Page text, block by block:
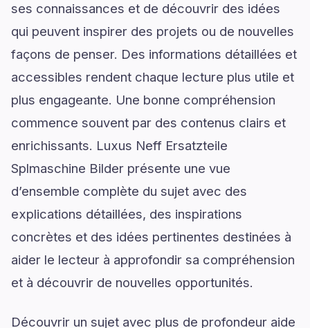
ses connaissances et de découvrir des idées
qui peuvent inspirer des projets ou de nouvelles
façons de penser. Des informations détaillées et
accessibles rendent chaque lecture plus utile et
plus engageante. Une bonne compréhension
commence souvent par des contenus clairs et
enrichissants. Luxus Neff Ersatzteile
Splmaschine Bilder présente une vue
d’ensemble complète du sujet avec des
explications détaillées, des inspirations
concrètes et des idées pertinentes destinées à
aider le lecteur à approfondir sa compréhension
et à découvrir de nouvelles opportunités.
Découvrir un sujet avec plus de profondeur aide